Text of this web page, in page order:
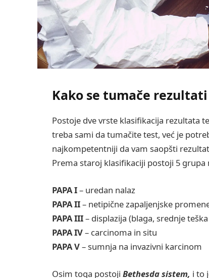
Kako se tumače
Postoje dve vrste klasifikacija rezultata
treba sami da tumačite test, već je
najkompetentniji da vam saopšti
Prema staroj klasifikaciji postoji 5 grupa
PAPA I– uredan nalaz
PAPA II– netipične zapaljenjske
PAPA III– displazija (blaga, srednje
PAPA IV– carcinoma in situ
PAPA V– sumnja na invazivni karcinom
Osim toga postoji Bethesda sistem, i to